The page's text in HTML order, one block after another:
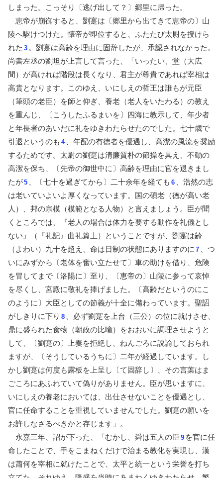
しまった。こっそり〔逃げ出して？〕郷里に帰った。
恵帝が崩御すると、劉寔は〔郷里から出てきて恵帝の〕山
陵へ駆けつけた。懐帝が即位すると、ふたたび太尉を授けら
れた 3 。劉寔は高齢を理由に固辞したが、承認されなかった。
尚書左丞の劉坦が上言して言った、「いったい、堂（大広
間）が高ければ階段は長くなり、君主が尊貴であれば宰相は
高貴となります。このゆえ、いにしえの哲王は誰もが元臣
（筆頭の老臣）を師と仰ぎ、養老（老人をいたわる）の教え
を重んじ、〔こうしたふるまいを〕四海に教示して、年少者
と年長者のあいだに礼をゆきわたらせたのでした。七十歳で
引退というのも 4 、年配の有徳者を優遇し、高潔の風流を奨励
するためです。太尉の劉寔は清廉質朴の節操を具え、不動の
高潔を保ち、〔先帝の御世中に〕高齢を理由に官を退きまし
たが5 、〔七十を過ぎてから〕二十余年を経ても 6 、浩然の志
は老いていよいよ厚くなっています。国の碩老（徳が高い老
人）、邦の宗模（模範となる人物）と言えましょう。臣が聞
くところでは、『老人の場合は体力を要する動作を礼儀とし
ない』（『礼記』曲礼篇上）ということですが、劉寔は齢
（よわい）九十を超え、命は日制の状態にありますのに 7 、つ
いにみずから〔老体を奮い立たせて〕車の助けを借り、危険
を冒してまで〔洛陽に〕至り、〔恵帝の〕山陵に参って哀悼
を尽くし、宮殿に敬礼を捧げました。〔高齢だというのにこ
のように〕大臣としての節義が十全に備わっています。聖詔
がしきりに下り 8 、必ず劉寔を上台（三公）の位に就けさせ、
鼎に盛られた食物（朝政の比喩）をおおいに調理させようと
して、〔劉寔の〕上奏を拒絶し、ねんごろに説諭しておられ
ますが、〔そうしているうちに〕二年が経過しています。し
かし劉寔は何度も露板を上呈し〔て固辞し〕、その言葉はま
ごころにあふれていて偽りがありません。臣が思いますに、
いにしえの養老においては、出仕させないことを優遇とし、
官に任命することを重視していませんでした。劉寔の願いを
お許しなさるべきかと存じます」。
永嘉三年、詔が下った、「むかし、舜は五人の臣 9 を官に任
命したことで、手をこまねくだけで治まる教化を実現し、漢
は蕭何を宰相に就けたことで、太平と統一という栄誉を打ち